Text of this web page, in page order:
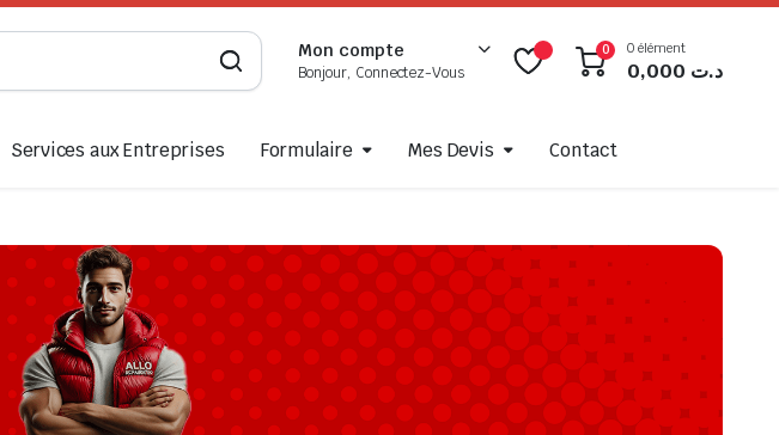
Mon compte
Bonjour, Connectez-Vous
0 0 élément
د.ت
Services aux Entreprises Formulaire Mes Devis Contact